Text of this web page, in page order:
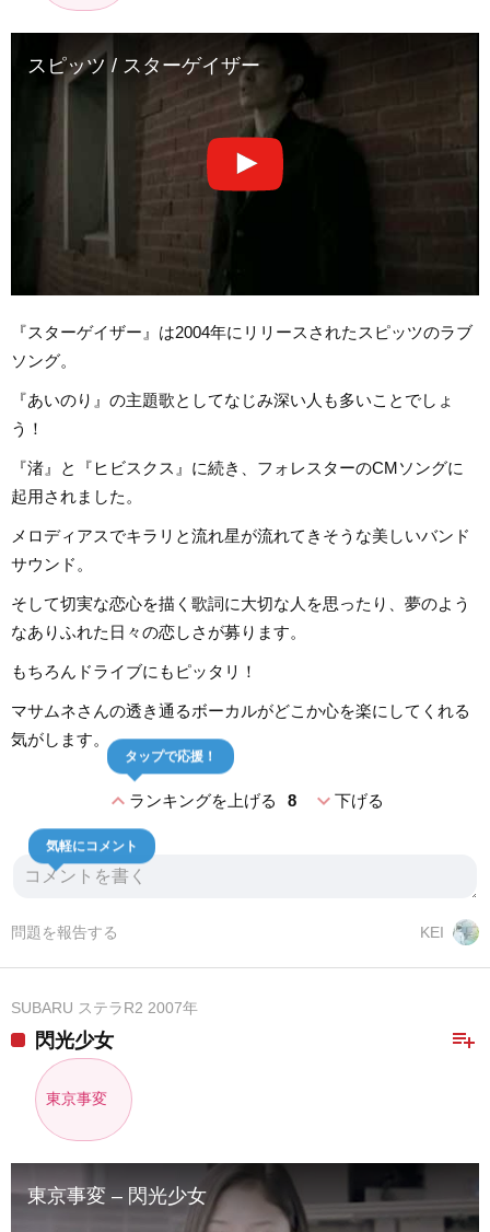
スピッツ / スターゲイザー
『スターゲイザー』は2004年にリリースされたスピッツのラブ
ソング。
『あいのり』の主題歌としてなじみ深い人も多いことでしょ
う！
『渚』と『ヒビスクス』に続き、フォレスターのCMソングに
起用されました。
メロディアスでキラリと流れ星が流れてきそうな美しいバンド
サウンド。
そして切実な恋心を描く歌詞に大切な人を思ったり、夢のよう
なありふれた日々の恋しさが募ります。
もちろんドライブにもピッタリ！
マサムネさんの透き通るボーカルがどこか心を楽にしてくれる
気がします。
expand_lessランキングを上げる 8
タップで応援！
expand_more下げる
気軽にコメント
KEI
問題を報告する
SUBARU ステラR2 2007年
playlist_add
閃光少女
東京事変
東京事変 – 閃光少女